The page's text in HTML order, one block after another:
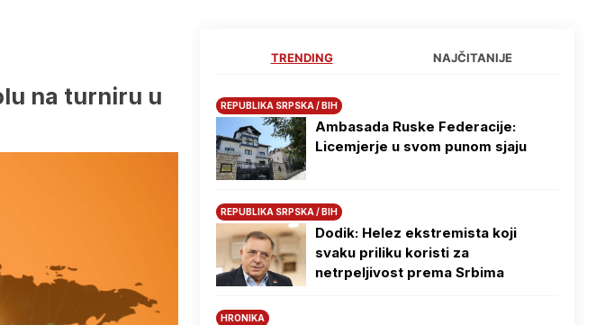
na turniru u
TRENDING NAJČITANIJE
REPUBLIKA SRPSKA / BIH
Ambasada Ruske Federacije:
Licemjerje u svom punom sjaju
REPUBLIKA SRPSKA / BIH
Dodik: Helez ekstremista koji
svaku priliku koristi za
netrpeljivost prema Srbima
HRONIKA